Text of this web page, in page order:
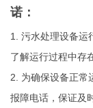
诺：
1. 污水处理设备运
了解运行过程中存
2. 为确保设备正常
报障电话，保证及